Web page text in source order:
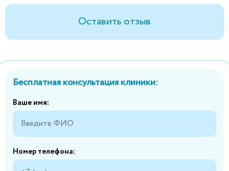
Оставить отзыв
Бесплатная консультация клиники:
Ваше имя:
Номер телефона: